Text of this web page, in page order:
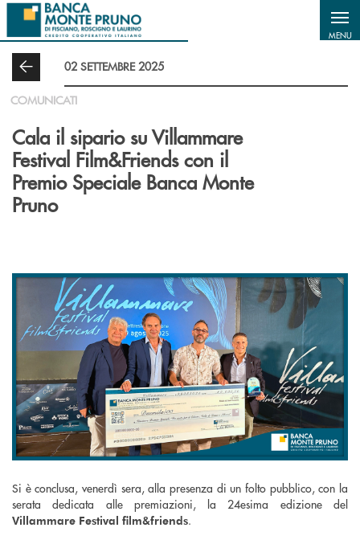
Salta al contenuto principale
MENU
02 SETTEMBRE 2025
COMUNICATI
Cala il sipario su Villammare
Festival Film&Friends con il
Premio Speciale Banca Monte
Pruno
Si è conclusa, venerdì sera, alla presenza di un folto pubblico, con la
serata dedicata alle premiazioni, la 24esima edizione del
Villammare Festival film&friends.